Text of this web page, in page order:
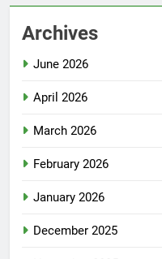
Archives
June 2026
April 2026
March 2026
February 2026
January 2026
December 2025